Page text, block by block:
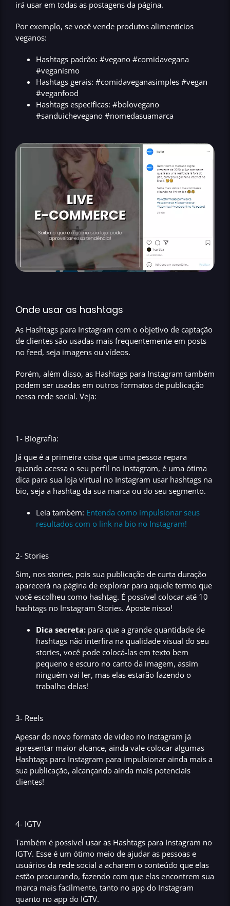
irá usar em todas as postagens da página.
Por exemplo, se você vende produtos alimentícios
veganos:
Hashtags padrão: #vegano #comidavegana
#veganismo
Hashtags gerais: #comidaveganasimples #vegan
#veganfood
Hashtags específicas: #bolovegano
#sanduichevegano #nomedasuamarca
Onde usar as hashtags
As Hashtags para Instagram com o objetivo de captação
de clientes são usadas mais frequentemente em posts
no feed, seja imagens ou vídeos.
Porém, além disso, as Hashtags para Instagram também
podem ser usadas em outros formatos de publicação
nessa rede social. Veja:
1- Biografia:
Já que é a primeira coisa que uma pessoa repara
quando acessa o seu perfil no Instagram, é uma ótima
dica para sua loja virtual no Instagram usar hashtags na
bio, seja a hashtag da sua marca ou do seu segmento.
Leia também: Entenda como impulsionar seus
resultados com o link na bio no Instagram!
2- Stories
Sim, nos stories, pois sua publicação de curta duração
aparecerá na página de explorar para aquele termo que
você escolheu como hashtag. É possível colocar até 10
hashtags no Instagram Stories. Aposte nisso!
Dica secreta: para que a grande quantidade de
hashtags não interfira na qualidade visual do seu
stories, você pode colocá-las em texto bem
pequeno e escuro no canto da imagem, assim
ninguém vai ler, mas elas estarão fazendo o
trabalho delas!
3- Reels
Apesar do novo formato de vídeo no Instagram já
apresentar maior alcance, ainda vale colocar algumas
Hashtags para Instagram para impulsionar ainda mais a
sua publicação, alcançando ainda mais potenciais
clientes!
4- IGTV
Também é possível usar as Hashtags para Instagram no
IGTV. Esse é um ótimo meio de ajudar as pessoas e
usuários da rede social a acharem o conteúdo que elas
estão procurando, fazendo com que elas encontrem sua
marca mais facilmente, tanto no app do Instagram
quanto no app do IGTV.